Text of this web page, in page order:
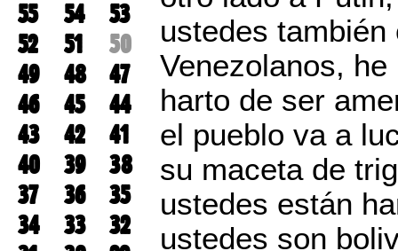
55
54
53
52
51
50
49
48
47
46
45
44
43
42
41
40
39
38
37
36
35
34
33
32
ustedes
Venezolanos,
harto de ser
el pueblo va a
su maceta de
ustedes están
ustedes son